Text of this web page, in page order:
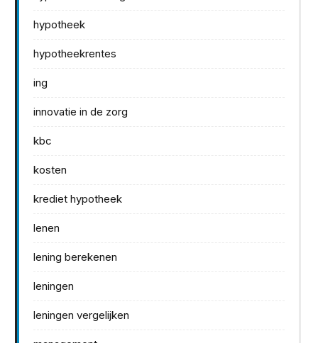
hypotheek
hypotheekrentes
ing
innovatie in de zorg
kbc
kosten
krediet hypotheek
lenen
lening berekenen
leningen
leningen vergelijken